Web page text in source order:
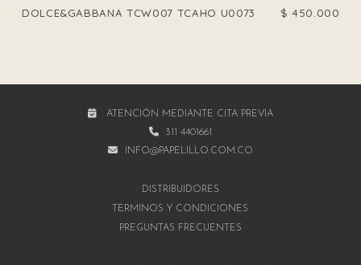
DOLCE&GABBANA TCW007 TCAHO U0073 $ 450.000
ATENCIÓN MEDIANTE CITA PREVIA
311 4401661
INFO@PAPELILLO.COM.CO
DISTRIBUIDORES
TÉRMINOS Y CONDICIONES
PREGUNTAS FRECUENTES